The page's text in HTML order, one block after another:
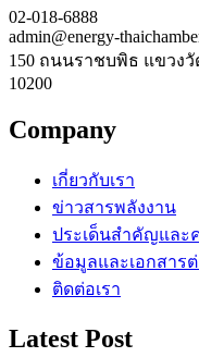
02-018-6888
admin@energy-
150 ถนนราชบพิธ แขวง
10200
Company
เกี่ยวกับเรา
ข่าวสารพลังงาน
ประเด็นสำคัญและ
ข้อมูลและเอกสารต่
ติดต่อเรา
Latest Post